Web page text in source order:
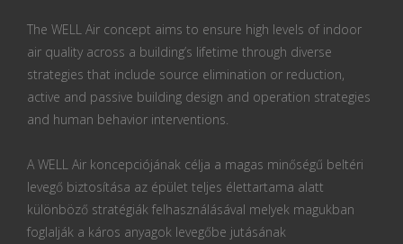
The WELL Air concept aims to ensure high levels of indoor
air quality across a building’s lifetime through diverse
strategies that include source elimination or reduction,
active and passive building design and operation strategies
and human behavior interventions.
A WELL Air koncepciójának célja a magas minőségű beltéri
levegő biztosítása az épület teljes élettartama alatt
különböző stratégiák felhasználásával melyek magukban
foglalják a káros anyagok levegőbe jutásának